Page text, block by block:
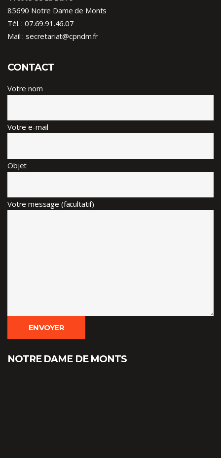
85690 Notre Dame de Monts
Tél. : 07.69.91.46.07
Mail : secretariat@cpndm.fr
CONTACT
Votre nom
Votre e-mail
Objet
Votre message (facultatif)
NOTRE DAME DE MONTS